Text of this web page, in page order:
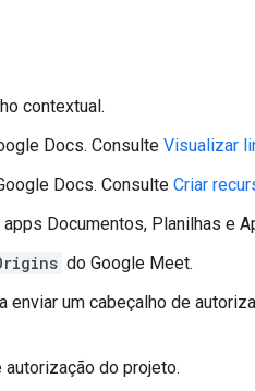
contextual.
Docs. Consulte Visualizar
Docs. Consulte Criar
Documentos, Planilhas e
do Google Meet.
enviar um cabeçalho de
do projeto.